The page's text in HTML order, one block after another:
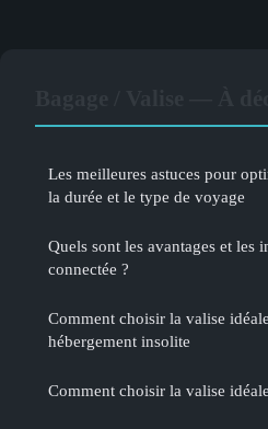
Les meilleures astuces pour
la durée et le type de voyage
Quels sont les avantages et les
connectée ?
Comment choisir la valise
hébergement insolite
Comment choisir la valise